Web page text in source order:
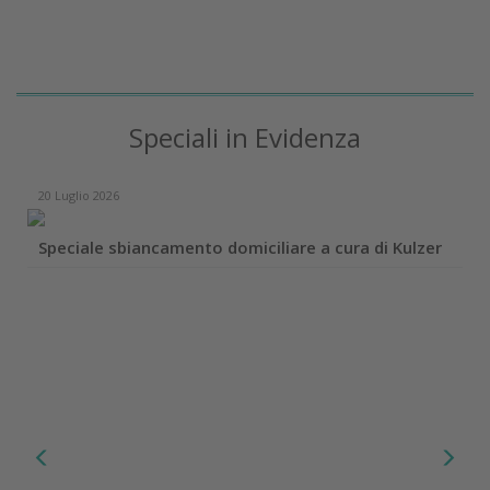
Speciali in Evidenza
20 Luglio 2026
Speciale sbiancamento domiciliare a cura di Kulzer